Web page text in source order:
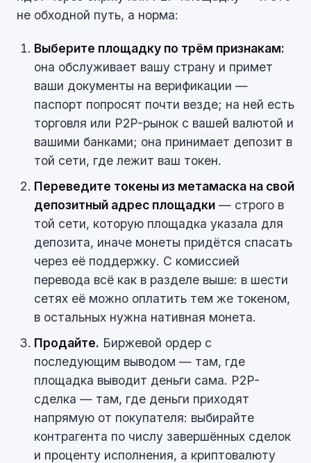
не обходной путь, а норма:
Выберите площадку по трём признакам:
она обслуживает вашу страну и примет
ваши документы на верификации —
паспорт попросят почти везде; на ней есть
торговля или P2P-рынок с вашей валютой и
вашими банками; она принимает депозит в
той сети, где лежит ваш токен.
Переведите токены из метамаска на свой
депозитный адрес площадки — строго в
той сети, которую площадка указала для
депозита, иначе монеты придётся спасать
через её поддержку. С комиссией
перевода всё как в разделе выше: в шести
сетях её можно оплатить тем же токеном,
в остальных нужна нативная монета.
Продайте. Биржевой ордер с
последующим выводом — там, где
площадка выводит деньги сама. P2P-
сделка — там, где деньги приходят
напрямую от покупателя: выбирайте
контрагента по числу завершённых сделок
и проценту исполнения, а криптовалюту